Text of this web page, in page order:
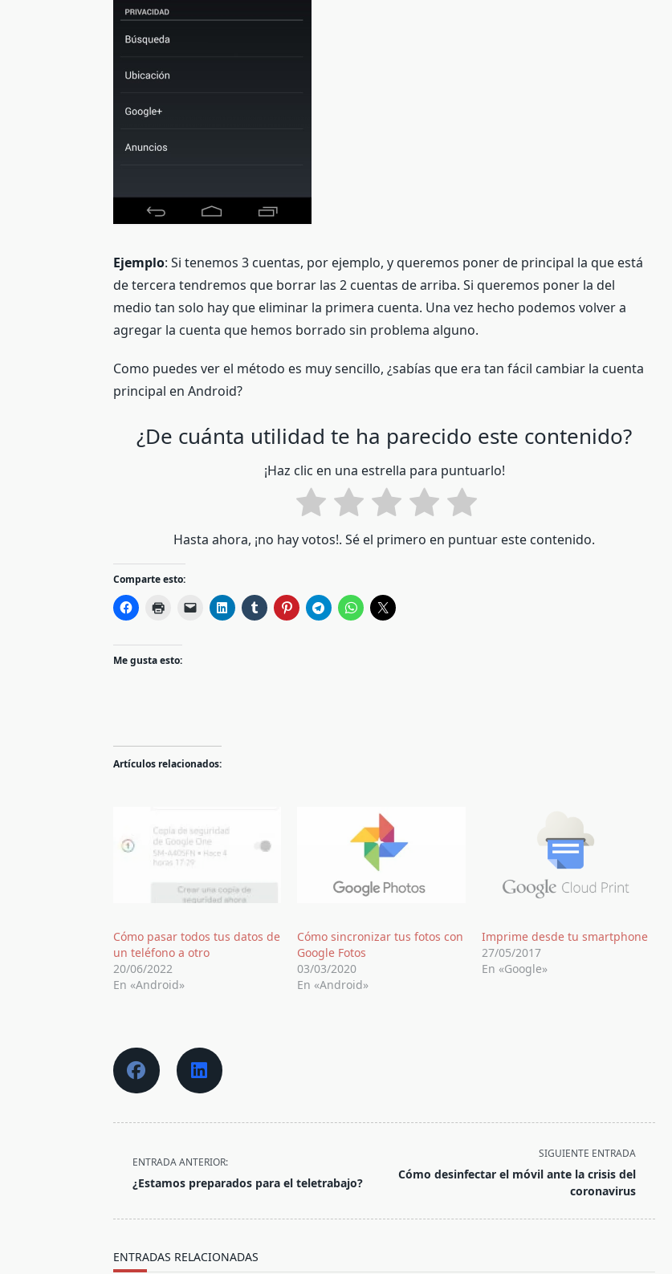
Ejemplo: Si tenemos 3 cuentas, por ejemplo, y queremos poner de principal la que está
de tercera tendremos que borrar las 2 cuentas de arriba. Si queremos poner la del
medio tan solo hay que eliminar la primera cuenta. Una vez hecho podemos volver a
agregar la cuenta que hemos borrado sin problema alguno.
Como puedes ver el método es muy sencillo, ¿sabías que era tan fácil cambiar la cuenta
principal en Android?
¿De cuánta utilidad te ha parecido este contenido?
¡Haz clic en una estrella para puntuarlo!
Hasta ahora, ¡no hay votos!. Sé el primero en puntuar este contenido.
Comparte esto:
Me gusta esto:
Artículos relacionados:
Cómo pasar todos tus datos de
un teléfono a otro
20/06/2022
En «Android»
Cómo sincronizar tus fotos con
Google Fotos
03/03/2020
En «Android»
Imprime desde tu smartphone
27/05/2017
En «Google»
class="nav-
subtitle
ENTRADA ANTERIOR:
¿Estamos preparados para el teletrabajo?
SIGUIENTE ENTRADA
Cómo desinfectar el móvil ante la crisis del
coronavirus
ENTRADAS RELACIONADAS